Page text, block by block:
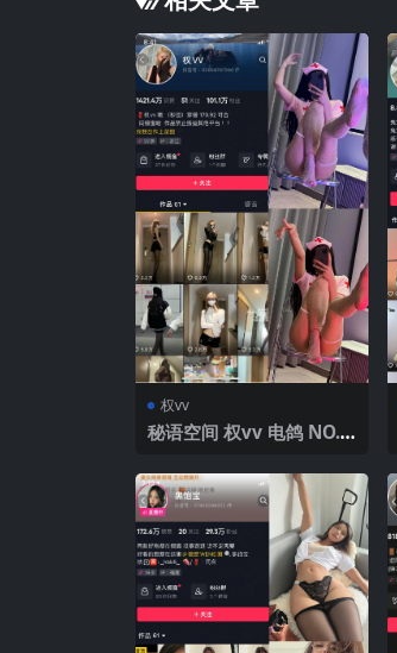
权vv
秘语空间 权vv 电鸽 NO.0
新完整版